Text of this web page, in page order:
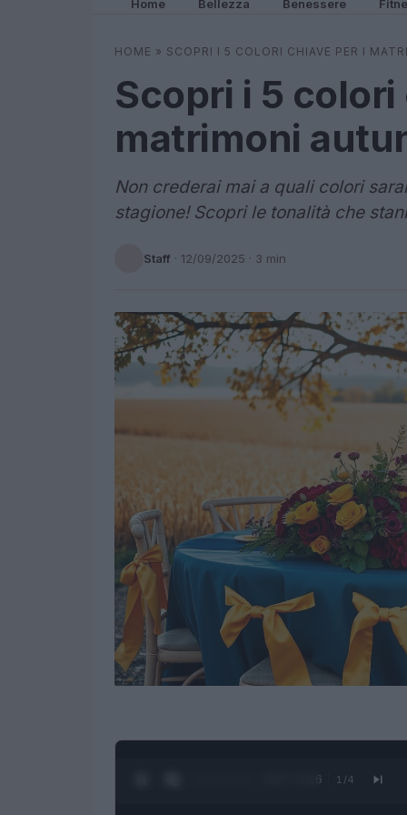
Home Bellezza Benessere
HOME » SCOPRI I 5 COLORI CHIAVE PER I
Scopri i 5
matrimoni
Non crederai mai a quali colori
stagione! Scopri le tonalità che
Staff · 12/09/2025 · 3 min
0:28 / 3:16 1 /4